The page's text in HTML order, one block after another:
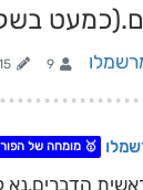
9
🥇 מומחה של